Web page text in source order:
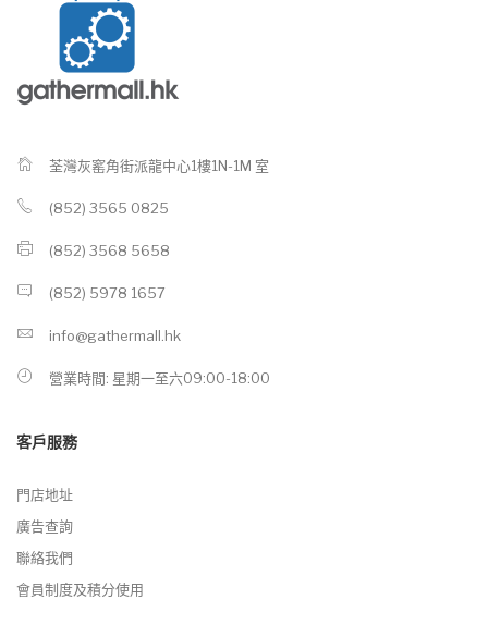
荃灣灰窰角街派龍中心1樓1N-1M 室
(852) 3565 0825
(852) 3568 5658
(852) 5978 1657
info@gathermall.hk
營業時間: 星期一至六09:00-18:00
客戶服務
門店地址
廣告查詢
聯絡我們
會員制度及積分使用